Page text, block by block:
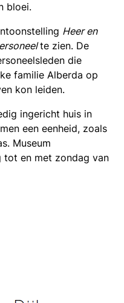
bloei.
Heer en
te zien. De
die
familie Alberda op
kon leiden.
ingericht huis in
een eenheid, zoals
Museum
tot en met zondag van